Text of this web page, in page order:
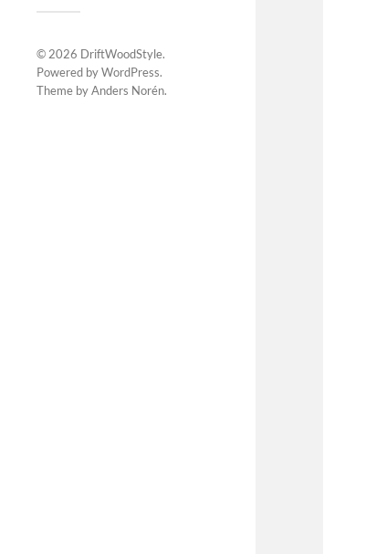
© 2026 DriftWoodStyle.
Powered byWordPress.
Theme byAnders Norén.